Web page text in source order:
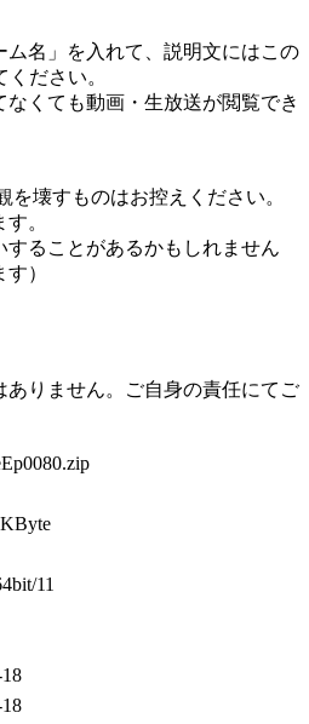
名」を入れて、説明文にはこの
ださい。
くても動画・生放送が閲覧でき
壊すものはお控えください。
。
することがあるかもしれません
）
りません。ご自身の責任にてご
11